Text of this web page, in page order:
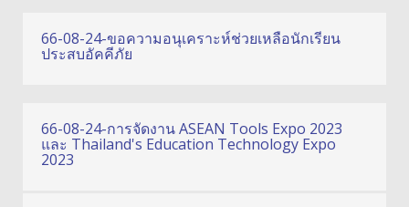
66-08-24-ขอความอนุเคราะห์ช่วยเหลือนักเรียน
ประสบอัคคีภัย
66-08-24-การจัดงาน ASEAN Tools Expo 2023
และ Thailand's Education Technology Expo
2023